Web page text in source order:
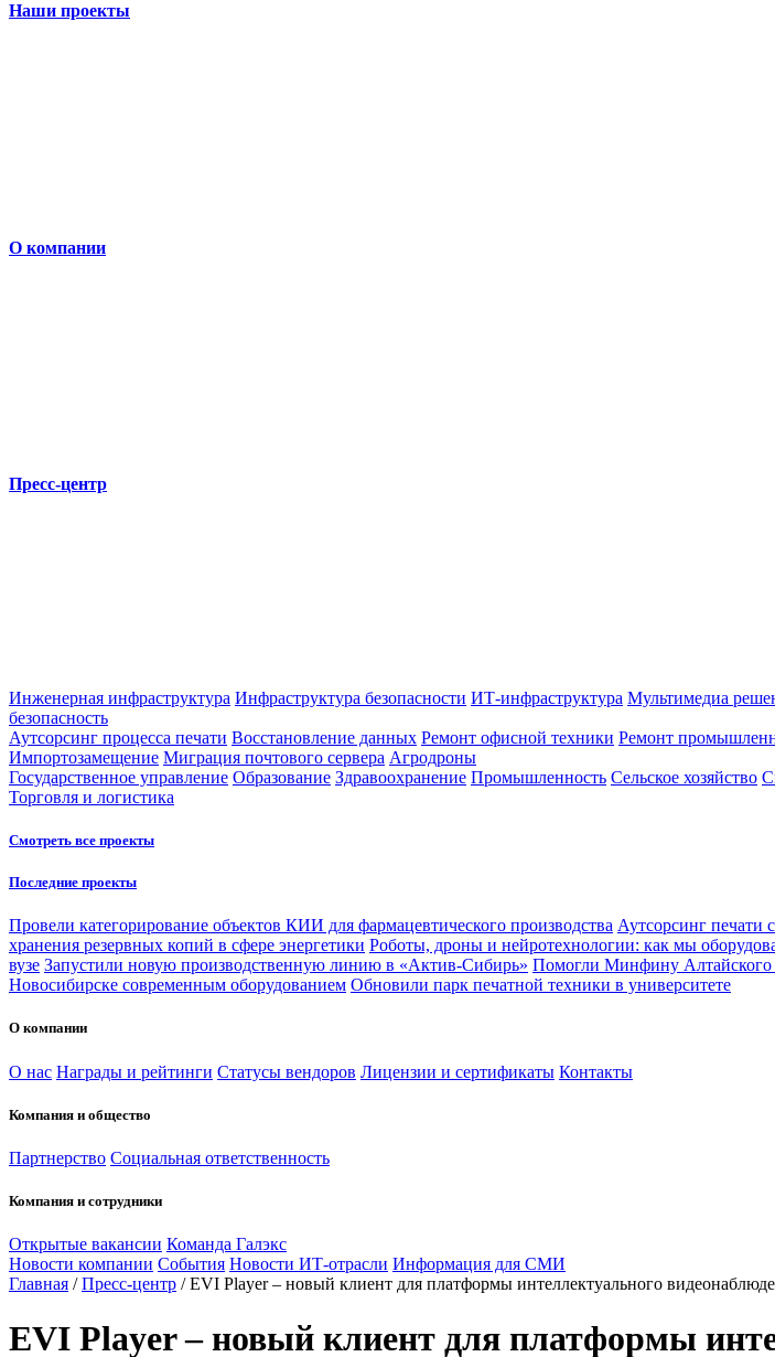
Наши проекты
О компании
Пресс-центр
Инженерная инфраструктура Инфраструктура безопасности ИТ-инфраструктура Мультимедиа
безопасность
Аутсорсинг процесса печати Восстановление данных Ремонт офисной техники Ремонт
Импортозамещение Миграция почтового сервера Агродроны
Государственное управление Образование Здравоохранение Промышленность Сельское хозяйство
Торговля и логистика
Смотреть все проекты
Последние проекты
Провели категорирование объектов КИИ для фармацевтического производства Аутсорсинг печати
хранения резервных копий в сфере энергетики Роботы, дроны и нейротехнологии: как мы
вузе Запустили новую производственную линию в «Актив-Сибирь» Помогли Минфину Алтайского
Новосибирске современным оборудованием Обновили парк печатной техники в университете
О компании
О нас Награды и рейтинги Статусы вендоров Лицензии и сертификаты Контакты
Компания и общество
Партнерство Социальная ответственность
Компания и сотрудники
Открытые вакансии Команда Галэкс
Новости компании События Новости ИТ-отрасли Информация для СМИ
Главная / Пресс-центр / EVI Player – новый клиент для платформы интеллектуального
EVI Player – новый клиент для платформы